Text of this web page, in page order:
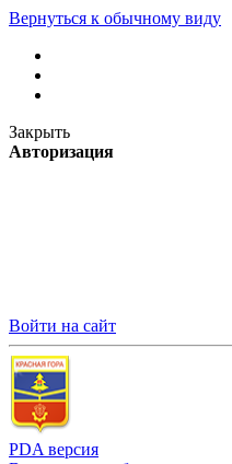
Вернуться к обычному виду
Закрыть
Авторизация
Войти на сайт
PDA версия